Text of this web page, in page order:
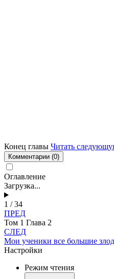
Конец главы Читать
Комментарии (0)
Оглавление
Загрузка...
1 / 34
ПРЕД
Том 1 Глава 2
СЛЕД
Мои ученики все большие
Настройки
Режим чтения